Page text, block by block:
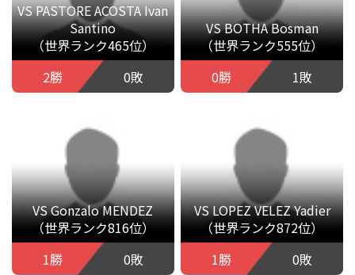
VS PASTORE ACOSTA Ivan
Santino
（世界ランク465位）
2勝
0敗
VS BOTHA Bosman
（世界ランク555位）
0勝
1敗
VS Gonzalo MENDEZ
（世界ランク816位）
1勝
0敗
VS LOPEZ VELEZ Yadier
（世界ランク872位）
1勝
0敗